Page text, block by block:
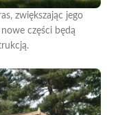
zwiększając jego
części będą